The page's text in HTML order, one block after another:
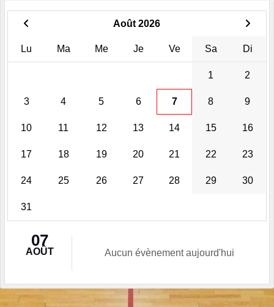
Août 2026
Lu Ma Me Je Ve Sa Di
1 2
3 4 5 6 7 8 9
10 11 12 13 14 15 16
17 18 19 20 21 22 23
24 25 26 27 28 29 30
31
07
AOÛT Aucun évènement aujourd'hui